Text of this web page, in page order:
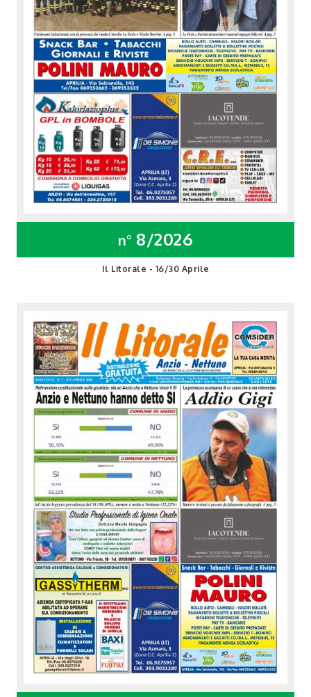
n° 8/2026
Il Litorale - 16/30 Aprile